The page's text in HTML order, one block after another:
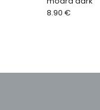
8.90 €